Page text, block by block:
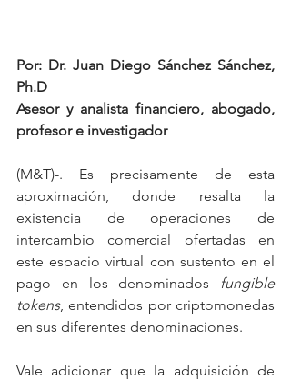
Por: Dr. Juan Diego Sánchez Sánchez,
Ph.D
Asesor y analista financiero, abogado,
profesor e investigador
(M&T)-. Es precisamente de esta
aproximación, donde resalta la
existencia de operaciones de
intercambio comercial ofertadas en
este espacio virtual con sustento en el
pago en los denominados
fungible
tokens, entendidos por criptomonedas
en sus diferentes denominaciones.
Vale adicionar que la adquisición de